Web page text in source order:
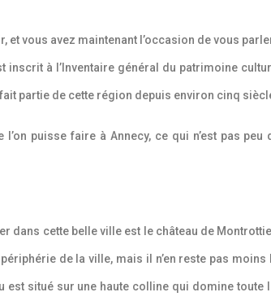
et vous avez maintenant l’occasion de vous
à l’Inventaire général du patrimoine
partie de cette région depuis environ cinq
puisse faire à Annecy, ce qui n’est pas
dans cette belle ville est le château de
périphérie de la ville, mais il n’en reste pas
est situé sur une haute colline qui domine